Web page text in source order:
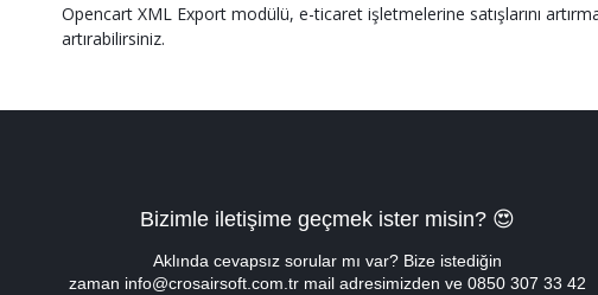
Opencart XML Export modülü, e-ticaret işletmelerine satışlarını
artırabilirsiniz.
Bizimle iletişime geçmek ister misin? 😍
Aklında cevapsız sorular mı var? Bize istediğin
zaman info@crosairsoft.com.tr mail adresimizden ve 0850 307 33 42